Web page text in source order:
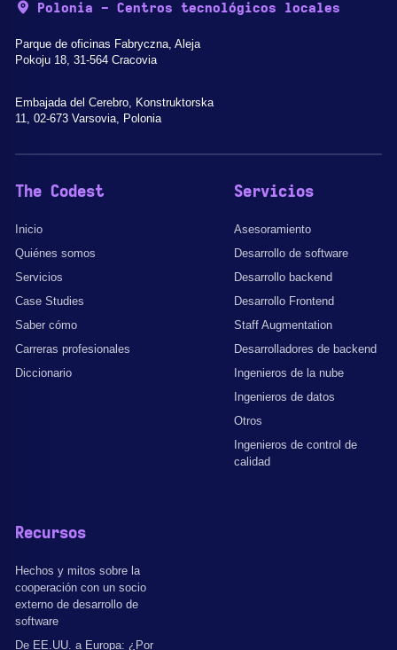
Polonia - Centros tecnológicos locales
Parque de oficinas Fabryczna, Aleja
Pokoju 18, 31-564 Cracovia
Embajada del Cerebro, Konstruktorska
11, 02-673 Varsovia, Polonia
The Codest
Inicio
Quiénes somos
Servicios
Case Studies
Saber cómo
Carreras profesionales
Diccionario
Servicios
Asesoramiento
Desarrollo de software
Desarrollo backend
Desarrollo Frontend
Staff Augmentation
Desarrolladores de backend
Ingenieros de la nube
Ingenieros de datos
Otros
Ingenieros de control de
calidad
Recursos
Hechos y mitos sobre la
cooperación con un socio
externo de desarrollo de
software
De EE.UU. a Europa: ¿Por